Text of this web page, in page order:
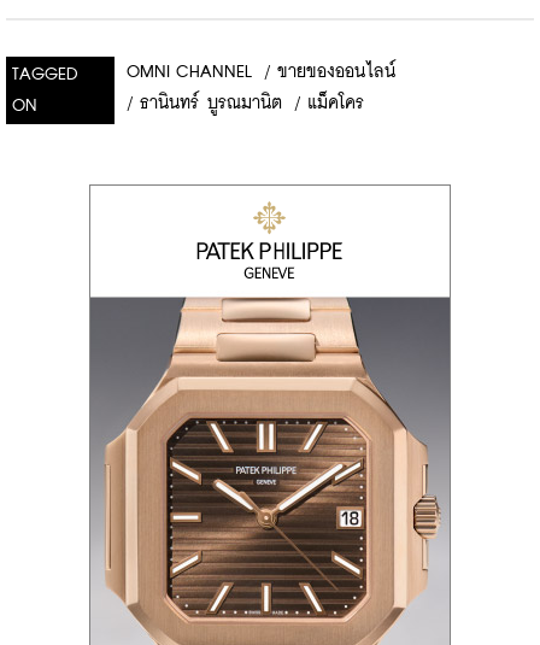
TAGGED
ON
OMNI CHANNEL / ขายของออนไลน์
/ ธานินทร์ บูรณมานิต / แม็คโคร